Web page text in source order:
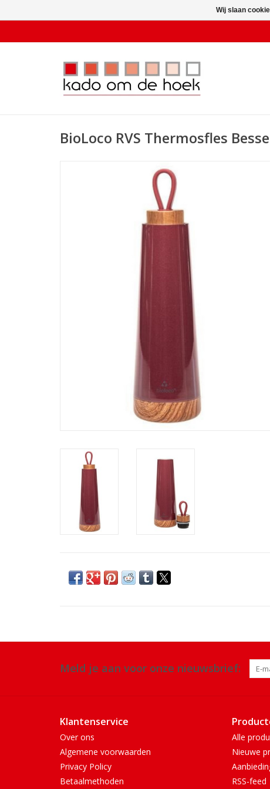
BioLoco RVS Thermosfles
Meld je aan voor onze nieuwsbrief:
Klantenservice
Over ons
Algemene voorwaarden
Privacy Policy
Betaalmethoden
Alle
Nieuwe
RSS-feed
Wij slaan